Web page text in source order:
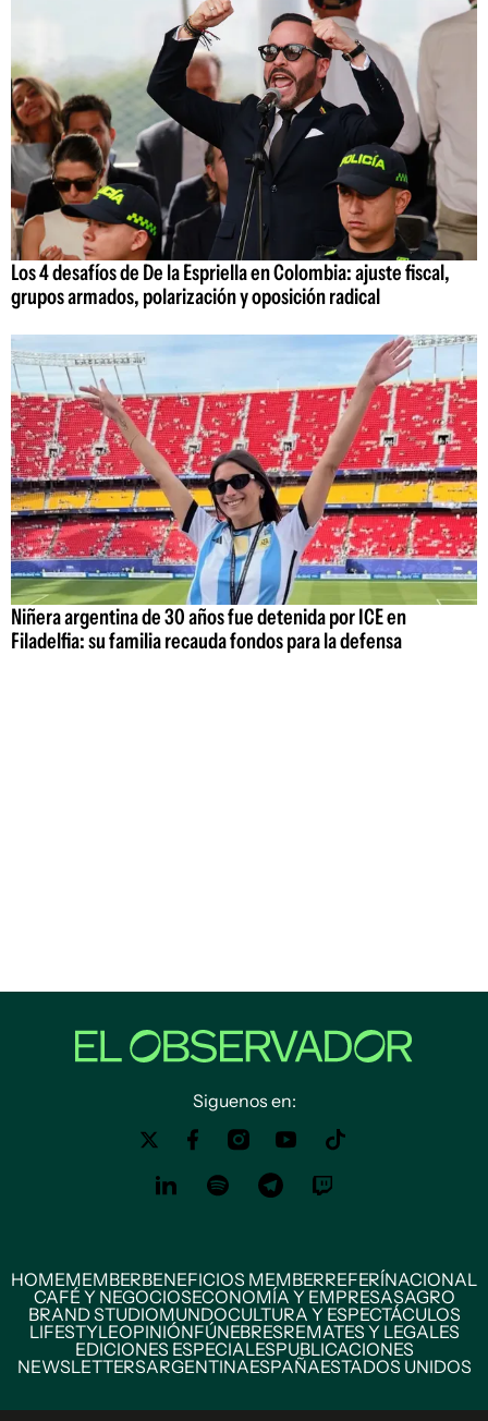
Los 4 desafíos de De la Espriella en Colombia: ajuste fiscal,
grupos armados, polarización y oposición radical
Niñera argentina de 30 años fue detenida por ICE en
Filadelfia: su familia recauda fondos para la defensa
Siguenos en:
HOMEMEMBERBENEFICIOS MEMBERREFERÍNACIONAL
CAFÉ Y NEGOCIOSECONOMÍA Y EMPRESASAGRO
BRAND STUDIOMUNDOCULTURA Y ESPECTÁCULOS
LIFESTYLEOPINIÓNFÚNEBRESREMATES Y LEGALES
EDICIONES ESPECIALESPUBLICACIONES
NEWSLETTERSARGENTINAESPAÑAESTADOS UNIDOS